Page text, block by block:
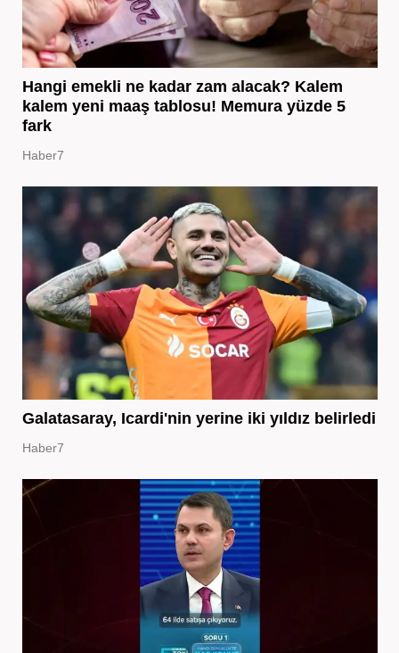
Hangi emekli ne kadar zam alacak? Kalem
kalem yeni maaş tablosu! Memura yüzde 5
fark
Haber7
Galatasaray, Icardi'nin yerine iki yıldız belirledi
Haber7